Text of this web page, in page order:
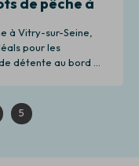
à Vitry-sur-Seine,
pour les
détente au bord de
5